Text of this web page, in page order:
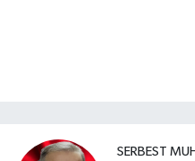
SERBEST